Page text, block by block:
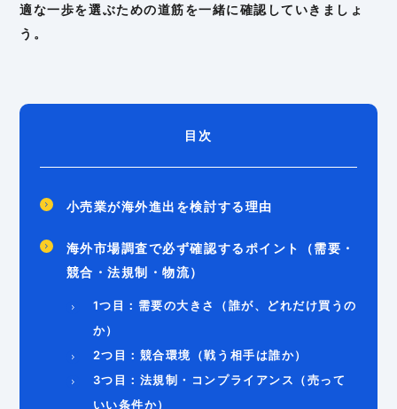
適な一歩を選ぶための道筋を一緒に確認していきましょ
う。
目次
小売業が海外進出を検討する理由
海外市場調査で必ず確認するポイント（需要・
競合・法規制・物流）
1つ目：需要の大きさ（誰が、どれだけ買うの
か）
2つ目：競合環境（戦う相手は誰か）
3つ目：法規制・コンプライアンス（売って
いい条件か）